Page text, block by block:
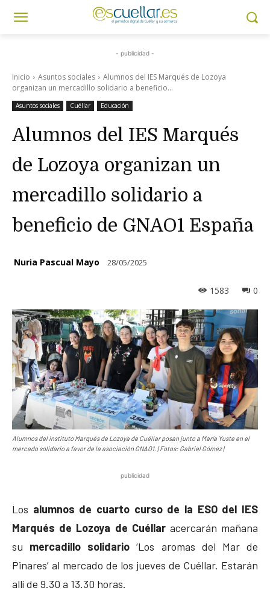
- publicidad -
Inicio Asuntos sociales
Alumnos del IES Marqués de Lozoya
organizan un mercadillo solidario a beneficio...
Asuntos sociales Cuéllar Educación
Alumnos del IES Marqués
de Lozoya organizan un
mercadillo solidario a
beneficio de GNAO1 España
Nuria Pascual Mayo 28/05/2025
0
1583
Alumnos del instituto Marqués de Lozoya de Cuéllar posan junto a María Yuste en el
mercado solidario a favor de la asociación GNAO1. | Fotos: Gabriel Gómez |
publicidad
Los alumnos de cuarto curso de la ESO del IES
Marqués de Lozoya de Cuéllaracercarán mañana
su mercadillo solidario ‘Los aromas del Mar de
Pinares’ al mercado de los jueves de Cuéllar. Estarán
allí de 9.30 a 13.30 horas.